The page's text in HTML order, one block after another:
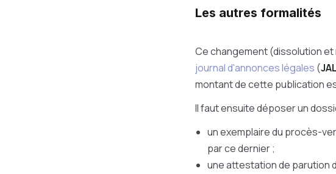
Les autres formalités
Ce changement (dissolution
journal d'annonces légales (JAL
montant de cette publication
Il faut ensuite déposer un
un exemplaire du procès-
par ce dernier ;
une attestation de parution